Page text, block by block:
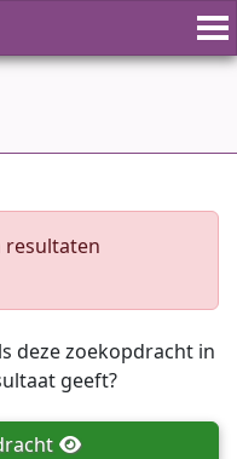
resultaten
deze zoekopdracht in
geeft?